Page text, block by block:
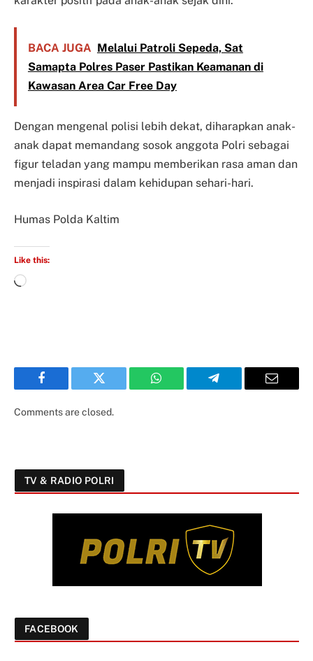
BACA JUGA Melalui Patroli Sepeda, Sat
Samapta Polres Paser Pastikan Keamanan di
Kawasan Area Car Free Day
Dengan mengenal polisi lebih dekat, diharapkan anak-
anak dapat memandang sosok anggota Polri sebagai
figur teladan yang mampu memberikan rasa aman dan
menjadi inspirasi dalam kehidupan sehari-hari.
Humas Polda Kaltim
Like this:
Facebook Twitter WhatsApp Telegram Email
Comments are closed.
TV & RADIO POLRI
FACEBOOK